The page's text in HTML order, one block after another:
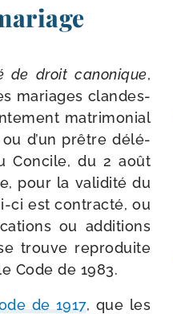
de droit cano­nique,
mariages clan­des­
matri­mo­nial
d’un prêtre délé­
Concile, du 2 août
pour la vali­di­té du
​ci est contrac­té, ou
ou addi­tions
trouve repro­duite
Code de 1983.
de 1917, que les